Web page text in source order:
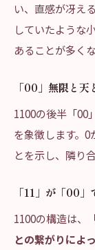
い、直感が冴え
していたような
あることが多く
「00」無限と天
1100の後半「00
を象徴します。
とを示し、隣り
「11」が「00
1100の構造は、
との繋がりによ